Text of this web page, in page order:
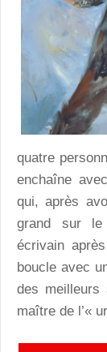
quatre
enchaîne
qui, après
grand sur le
écrivain
boucle avec
des meilleurs
maître de l’«